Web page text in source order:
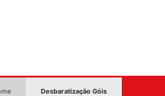
Desbaratização Góis